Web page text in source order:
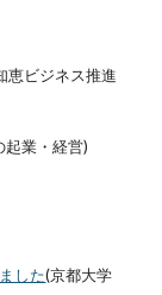
恵ビジネス推進
起業・経営)
した(京都大学